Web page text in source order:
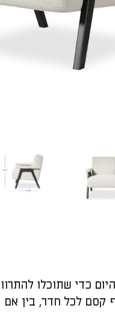
כדי שתוכלו
קסם לכל חדר, בין אם